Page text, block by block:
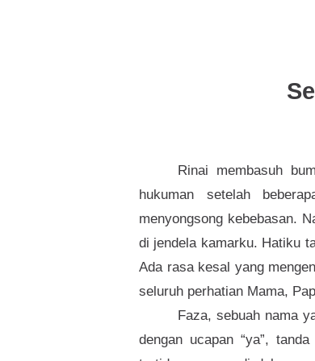
Rinai membasuh
hukuman setelah
menyongsong kebebasan.
di jendela kamarku. Hatiku
Ada rasa kesal yang
seluruh perhatian Mama,
Faza, sebuah nama
dengan ucapan “ya”,